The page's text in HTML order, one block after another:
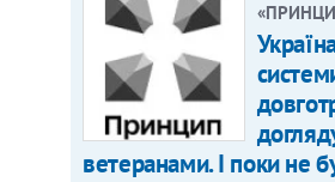
ветеранами. І поки не